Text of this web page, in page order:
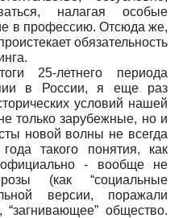
налагая особые
в профессию. Отсюда же,
обязательность
25-летнего периода
в России, я еще раз
условий нашей
только зарубежные, но и
новой волны не всегда
такого понятия, как
- вообще не
(как “социальные
версии, поражали
“загнивающее” общество.